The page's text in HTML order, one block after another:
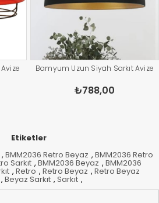
Bamyum Uzun Siyah Sarkıt Avize
₺788,00
Etiketler
, BMM2036 Retro Beyaz , BMM2036 Retro
Sarkıt , BMM2036 Beyaz , BMM2036
, Retro , Retro Beyaz , Retro Beyaz
, Beyaz Sarkıt , Sarkıt ,